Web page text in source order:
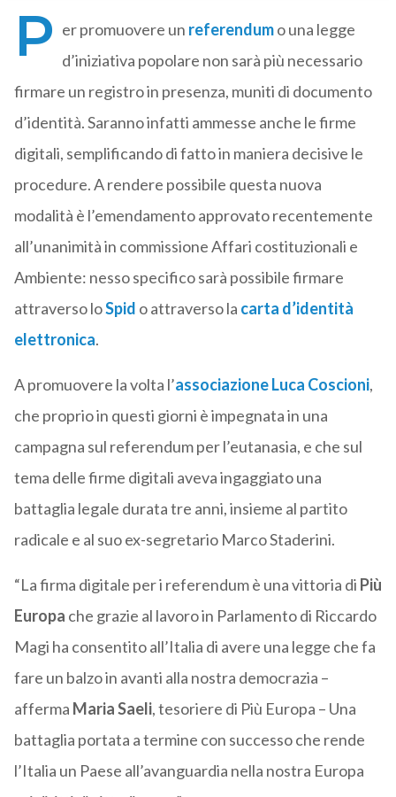
P er promuovere un referendumo una legge
d’iniziativa popolare non sarà più necessario
firmare un registro in presenza, muniti di documento
d’identità. Saranno infatti ammesse anche le firme
digitali, semplificando di fatto in maniera decisive le
procedure. A rendere possibile questa nuova
modalità è l’emendamento approvato recentemente
all’unanimità in commissione Affari costituzionali e
Ambiente: nesso specifico sarà possibile firmare
attraverso loSpid o attraverso la carta d’identità
elettronica.
A promuovere la volta l’associazione Luca Coscioni,
che proprio in questi giorni è impegnata in una
campagna sul referendum per l’eutanasia, e che sul
tema delle firme digitali aveva ingaggiato una
battaglia legale durata tre anni, insieme al partito
radicale e al suo ex-segretario Marco Staderini.
“La firma digitale per i referendum è una vittoria di Più
Europa che grazie al lavoro in Parlamento di Riccardo
Magi ha consentito all’Italia di avere una legge che fa
fare un balzo in avanti alla nostra democrazia –
afferma Maria Saeli, tesoriere di Più Europa – Una
battaglia portata a termine con successo che rende
l’Italia un Paese all’avanguardia nella nostra Europa